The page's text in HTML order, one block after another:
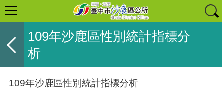
109年沙鹿區性別統計指標分
析
109年沙鹿區性別統計指標分析